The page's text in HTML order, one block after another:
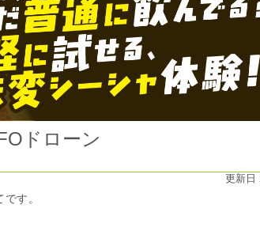
ドローン
更新日
す。